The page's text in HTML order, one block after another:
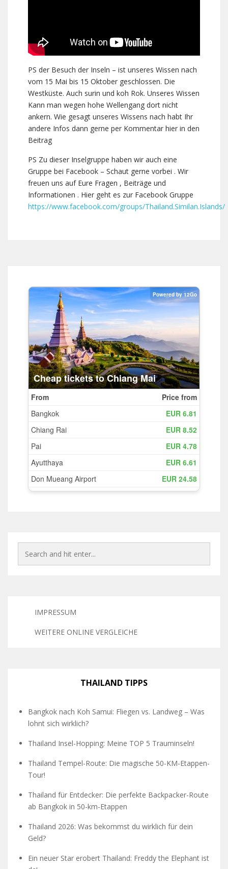
PS der Besuch der Inseln – ist unseres Wissen nach
vom 15 Mai bis 15 Oktober geschlossen. Die
Westküste. Auch surin und koh Rok. Unseres Wissen
Kann man wegen hohe Wellengang dort nicht
ankern. Wie gesagt unseres Wissens nach habt Ihr
andere Infos dann gerne per Kommentar hier in den
Beitrag
PS Zu dieser Inselgruppe haben wir auch eine
Gruppe bei Facebook – Schaut gerne vorbei . Wir
freuen uns auf Eure Fragen , Beiträge und
Informationen . Hier geht es zur Facebook Gruppe
https://www.facebook.com/groups/Thailand.Similan.Islands/
IMPRESSUM
WEITERE ONLINE VERGLEICHE
THAILAND TIPPS
Bangkok nach Koh Samui: Fliegen vs. Landweg – Was
lohnt sich wirklich?
Thailand Insel-Hopping: Meine TOP 5 Trauminseln!
Thailand Tempel-Route: Die magische 50-KM-Etappen-
Tour!
Thailand für Entdecker: Die perfekte Backpacker-Route
ab Bangkok in 50-km-Etappen
Thailand 2026: Was bekommst du wirklich für dein
Geld?
Ein neuer Star erobert Thailand: Freddy the Elephant ist